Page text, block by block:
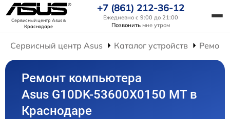
Сервисный центр Asusв
Краснодаре
+7 (861) 212-36-12
Ежедневно с 9:00 до 21:00
Позвонить мне утром
Сервисный центр Asus Каталог устройств
Ремонт компьютера
Asus G10DK-53600X0150 MT в
Краснодаре